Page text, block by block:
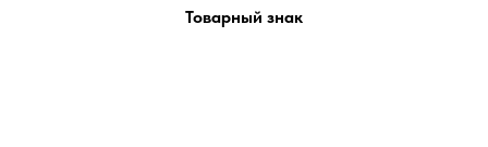
Товарный знак